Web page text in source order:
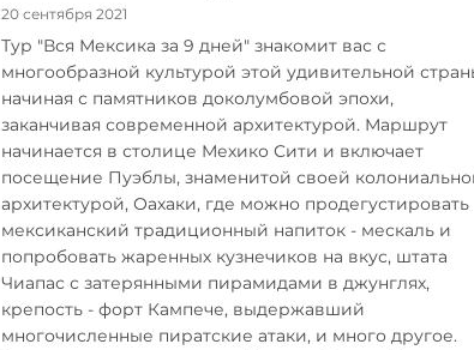
20 сентября 2021
Тур "Вся Мексика за 9 дней" знакомит вас с
многообразной культурой этой удивительной
начиная с памятников доколумбовой эпохи,
заканчивая современной архитектурой. Маршрут
начинается в столице Мехико Сити и включает
посещение Пуэблы, знаменитой своей
архитектурой, Оахаки, где можно продегустировать
мексиканский традиционный напиток - мескаль и
попробовать жаренных кузнечиков на вкус, штата
Чиапас с затерянными пирамидами в джунглях,
крепость - форт Кампече, выдержавший
многочисленные пиратские атаки, и много другое.